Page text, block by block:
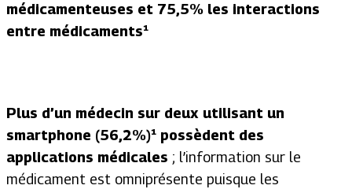
médicamenteuses et 75,5% les interactions
entre médicaments¹
Plus d’un médecin sur deux utilisant un
smartphone (56,2%)¹ possèdent des
applications médicales ; l’information sur le
médicament est omniprésente puisque les